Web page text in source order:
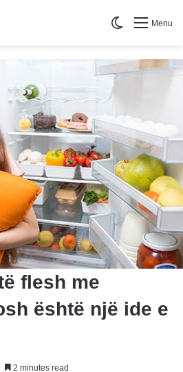
Menu
Switch skin
flesh me
është një ide e
2 minutes read